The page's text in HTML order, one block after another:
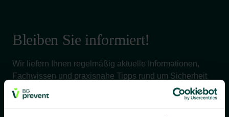
Bleiben Sie informiert!
Wir liefern Ihnen regelmäßig aktuelle Informationen,
Fachwissen und praxisnahe Tipps rund um Sicherheit
und Gesundheit bei der Arbeit – verständlich, relevant
und zuverlässig.